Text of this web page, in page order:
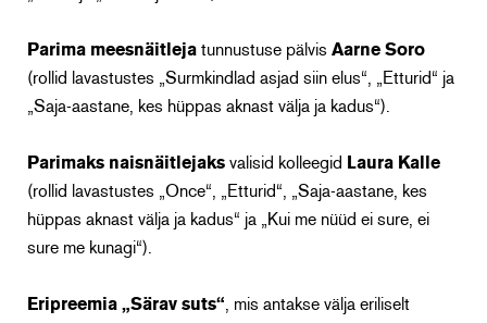
Parima meesnäitleja tunnustuse pälvis Aarne Soro
(rollid lavastustes „Surmkindlad asjad siin elus“, „Etturid“ ja
„Saja-aastane, kes hüppas aknast välja ja kadus“).
Parimaks naisnäitlejaks valisid kolleegid
Laura Kalle
(rollid lavastustes „Once“, „Etturid“, „Saja-aastane, kes
hüppas aknast välja ja kadus“ ja „Kui me nüüd ei sure, ei
sure me kunagi“).
Eripreemia „Särav suts“ , mis antakse välja eriliselt